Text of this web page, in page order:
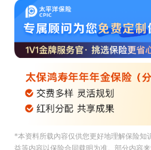
*本资料所载內容仅供您更好地理解保险知